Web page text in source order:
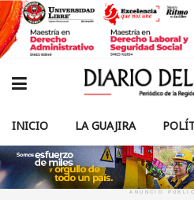
INICIO LA GUAJIRA
ANUNCIO